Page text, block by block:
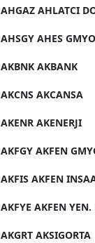
AHGAZ AHLATCI
AHSGY AHES GMYO
AKBNK AKBANK
AKCNS AKCANSA
AKENR AKENERJI
AKFGY AKFEN
AKFIS AKFEN
AKFYE AKFEN YEN.
AKGRT AKSIGORTA